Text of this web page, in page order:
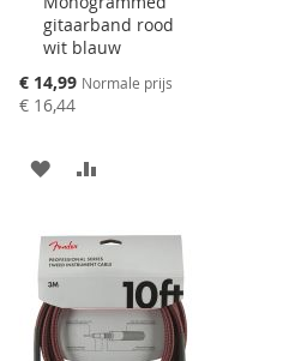
gitaarband rood
wit blauw
Speciale
prijs
€ 14,99 Normale prijs
€ 16,44
toevoegen
AAN
TOEVOEGEN
OM
VERGELIJKEN